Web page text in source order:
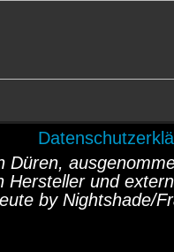
Düren,
Hersteller und
by Nightshade/